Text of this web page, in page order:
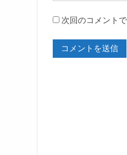
次回のコメント